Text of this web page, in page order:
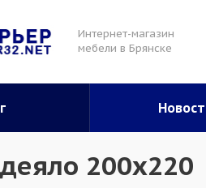
Интернет-магазин
мебели в Брянске
200х220